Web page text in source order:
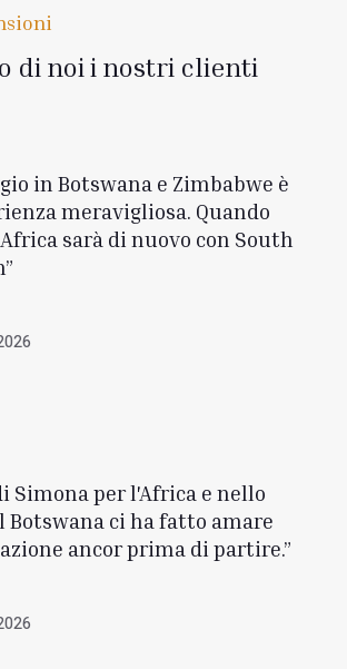
di noi i nostri clienti
in Botswana e Zimbabwe è
meravigliosa. Quando
sarà di nuovo con South
Simona per l'Africa e nello
Botswana ci ha fatto amare
ancor prima di partire.